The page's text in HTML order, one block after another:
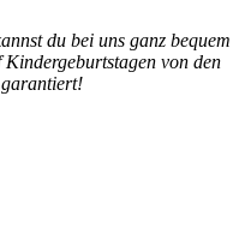
du bei uns ganz bequem
von den
garantiert!